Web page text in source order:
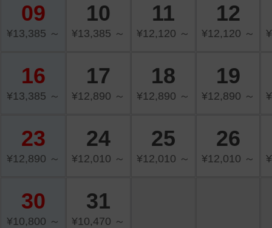
09
¥13,385 ～
10
¥13,385 ～
11
¥12,120 ～
12
¥12,120 ～
16
¥13,385 ～
17
¥12,890 ～
18
¥12,890 ～
19
¥12,890 ～
23
¥12,890 ～
24
¥12,010 ～
25
¥12,010 ～
26
¥12,010 ～
30
¥10,800 ～
31
¥10,470 ～